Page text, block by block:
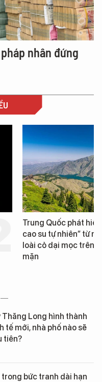
nhân đứng
phát hiện “mỏ
từ một
mọc trên đất
Thăng Long hình thành
tế mới, nhà phố nào sẽ
tiên?
bức tranh dài hạn